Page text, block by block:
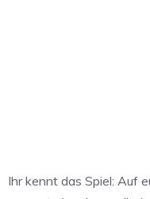
Ihr kennt das Spiel: Auf